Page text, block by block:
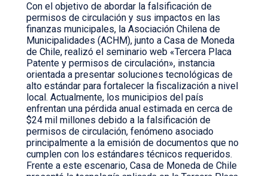
Con el objetivo de abordar la falsificación de
permisos de circulación y sus impactos en las
finanzas municipales, la Asociación Chilena de
Municipalidades (ACHM), junto a Casa de Moneda
de Chile, realizó el seminario web «Tercera Placa
Patente y permisos de circulación», instancia
orientada a presentar soluciones tecnológicas de
alto estándar para fortalecer la fiscalización a nivel
local. Actualmente, los municipios del país
enfrentan una pérdida anual estimada en cerca de
$24 mil millones debido a la falsificación de
permisos de circulación, fenómeno asociado
principalmente a la emisión de documentos que no
cumplen con los estándares técnicos requeridos.
Frente a este escenario, Casa de Moneda de Chile